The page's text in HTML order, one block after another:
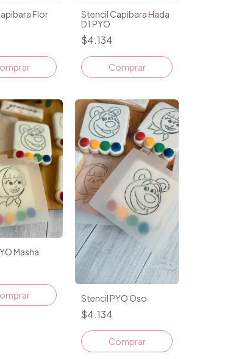
Flor
Stencil Capibara Hada
D1 PYO
$4.134
Comprar
Masha
Stencil PYO Oso
$4.134
Comprar